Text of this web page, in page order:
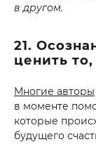
в другом.
21.
ценить то,
Многие авторы
в моменте
которые
будущего